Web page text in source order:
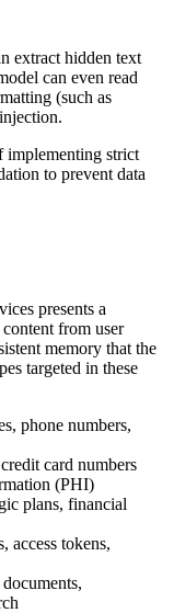
extract hidden text
can even read
(such as
implementing strict
to prevent data
presents a
from user
memory that the
targeted in these
phone numbers,
card numbers
(PHI)
plans, financial
access tokens,